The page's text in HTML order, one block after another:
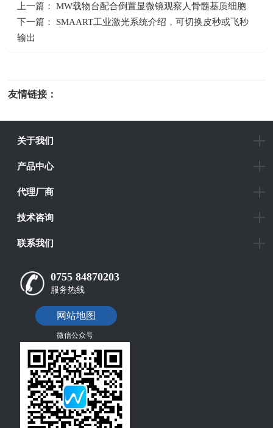
上一篇： MW载物台配合倒置显微镜观察人骨髓基质细胞
下一篇： SMAART工业激光系统介绍，可切换皮秒或飞秒
输出
友情链接：
关于我们
产品中心
代理厂商
技术咨询
联系我们
0755 84870203
服务热线
网站地图
微信公众号